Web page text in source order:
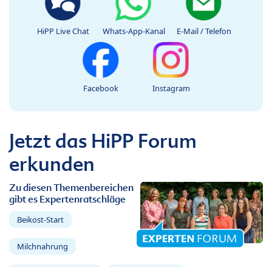
HiPP Live Chat Whats-App-Kanal E-Mail / Telefon
Facebook Instagram
Jetzt das HiPP Forum
erkunden
Zu diesen Themenbereichen
gibt es Expertenratschläge
Beikost-Start
Milchnahrung